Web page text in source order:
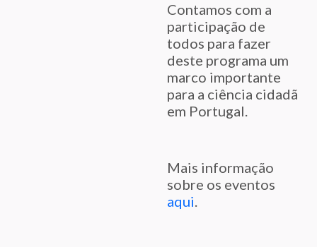
Contamos com a
participação de
todos para fazer
deste programa um
marco importante
para a ciência cidadã
em Portugal.
Mais informação
sobre os eventos
aqui.